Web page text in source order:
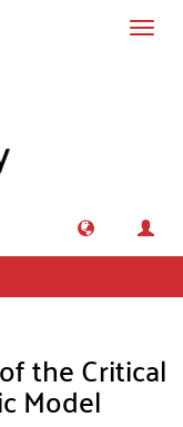
the Critical
Model